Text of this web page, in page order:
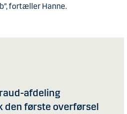
fortæller Hanne.
afdeling
den første overførsel